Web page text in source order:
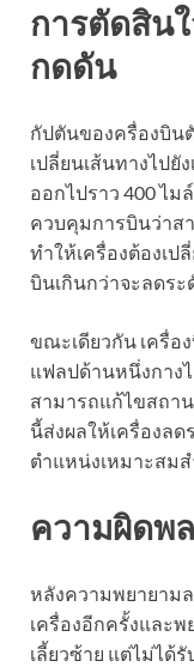
การตัดสิน
กดดัน
กัปตันของครื่องบิน
เปลี่ยนเส้นทางไปยั
ออกไปราว 400 ไม
ควบคุมการบินว่าส
ทำให้เครื่องต้องเ
บินเกินกว่าจะลดร
ขณะเดียวกัน เครื่อ
แฟลปด้านหนึ่งกาง
สามารถแก้ไขสถา
นี้ส่งผลให้เครื่องล
ตำแหน่งเหมาะสม
ความผิดพ
หลังความพยายาม
เครื่องอีกครั้งและ
เลี้ยวซ้าย แต่ไม่ได้